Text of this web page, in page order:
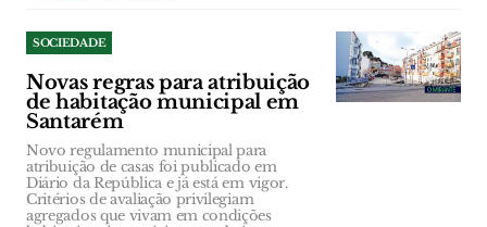
SOCIEDADE
Novas regras para atribuição
de habitação municipal em
Santarém
Novo regulamento municipal para
atribuição de casas foi publicado em
Diário da República e já está em vigor.
Critérios de avaliação privilegiam
agregados que vivam em condições